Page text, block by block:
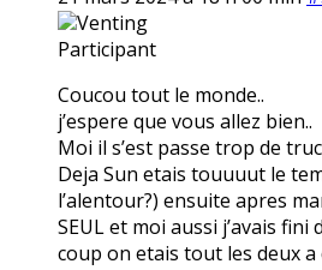
Venting
Participant
Coucou tout le monde..
j’espere que vous allez bien..
Moi il s’est passe trop de truc
Deja Sun etais touuuut le
l’alentour?) ensuite apres
SEUL et moi aussi j’avais
coup on etais tout les deux